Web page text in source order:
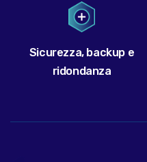
Sicurezza, backup e
ridondanza